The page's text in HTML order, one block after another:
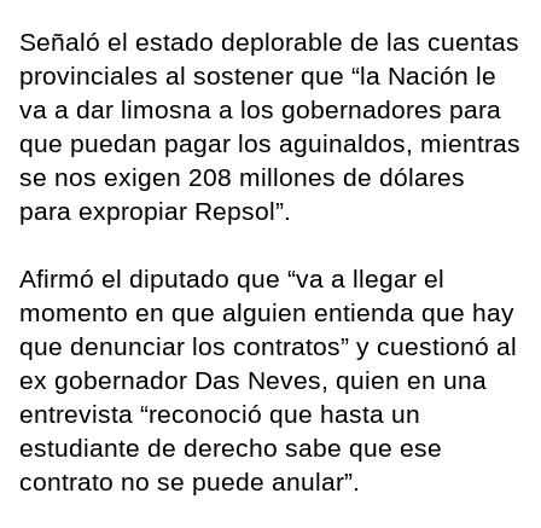
Señaló el estado deplorable de las cuentas
provinciales al sostener que “la Nación le
va a dar limosna a los gobernadores para
que puedan pagar los aguinaldos, mientras
se nos exigen 208 millones de dólares
para expropiar Repsol”.
Afirmó el diputado que “va a llegar el
momento en que alguien entienda que hay
que denunciar los contratos” y cuestionó al
ex gobernador Das Neves, quien en una
entrevista “reconoció que hasta un
estudiante de derecho sabe que ese
contrato no se puede anular”.